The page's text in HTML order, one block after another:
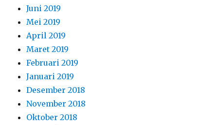
Juni 2019
Mei 2019
April 2019
Maret 2019
Februari 2019
Januari 2019
Desember 2018
November 2018
Oktober 2018